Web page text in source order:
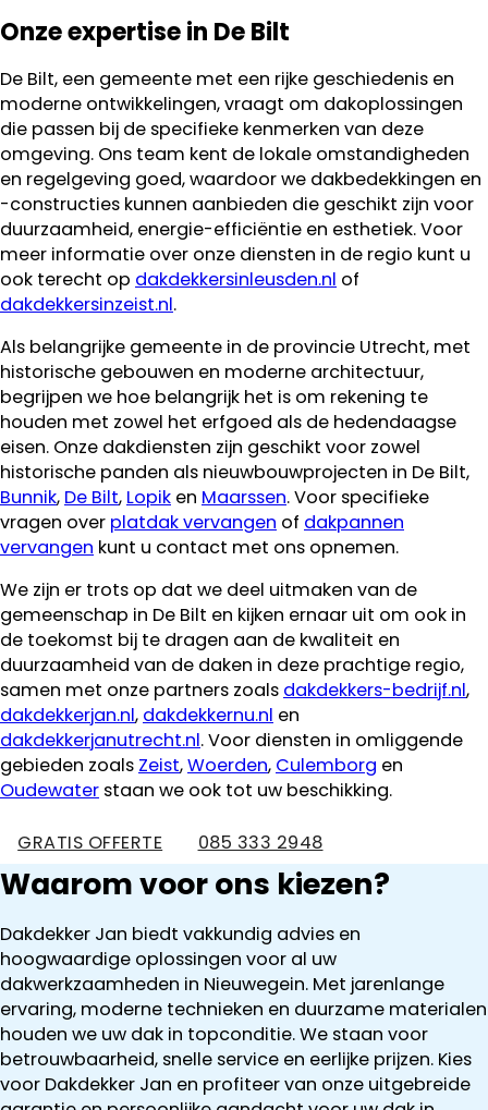
Onze expertise in De Bilt
De Bilt, een gemeente met een rijke geschiedenis en
moderne ontwikkelingen, vraagt om dakoplossingen
die passen bij de specifieke kenmerken van deze
omgeving. Ons team kent de lokale omstandigheden
en regelgeving goed, waardoor we dakbedekkingen en
-constructies kunnen aanbieden die geschikt zijn voor
duurzaamheid, energie-efficiëntie en esthetiek. Voor
meer informatie over onze diensten in de regio kunt u
ook terecht op dakdekkersinleusden.nl of
dakdekkersinzeist.nl.
Als belangrijke gemeente in de provincie Utrecht, met
historische gebouwen en moderne architectuur,
begrijpen we hoe belangrijk het is om rekening te
houden met zowel het erfgoed als de hedendaagse
eisen. Onze dakdiensten zijn geschikt voor zowel
historische panden als nieuwbouwprojecten in De Bilt,
Bunnik, De Bilt, Lopik en Maarssen. Voor specifieke
vragen over platdak vervangen of dakpannen
vervangen kunt u contact met ons opnemen.
We zijn er trots op dat we deel uitmaken van de
gemeenschap in De Bilt en kijken ernaar uit om ook in
de toekomst bij te dragen aan de kwaliteit en
duurzaamheid van de daken in deze prachtige regio,
samen met onze partners zoals dakdekkers-bedrijf.nl,
dakdekkerjan.nl, dakdekkernu.nl en
dakdekkerjanutrecht.nl. Voor diensten in omliggende
gebieden zoals Zeist,Woerden, Culemborg en
Oudewater staan we ook tot uw beschikking.
GRATIS OFFERTE 085 333 2948
Waarom voor ons kiezen?
Dakdekker Jan biedt vakkundig advies en
hoogwaardige oplossingen voor al uw
dakwerkzaamheden in Nieuwegein. Met jarenlange
ervaring, moderne technieken en duurzame materialen
houden we uw dak in topconditie. We staan voor
betrouwbaarheid, snelle service en eerlijke prijzen. Kies
voor Dakdekker Jan en profiteer van onze uitgebreide